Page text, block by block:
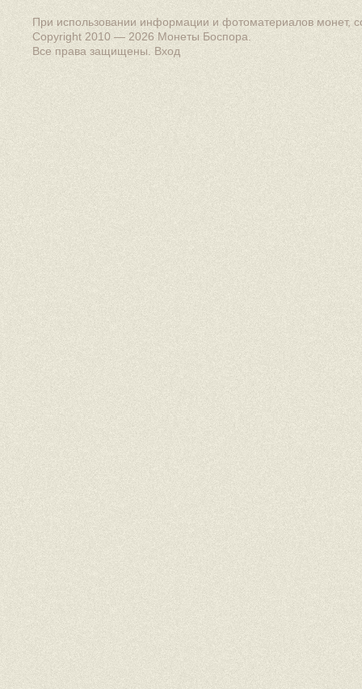
При использовании информации и фотоматериалов монет,
Copyright 2010 — 2026 Монеты Боспора
Все права защищены. Вход